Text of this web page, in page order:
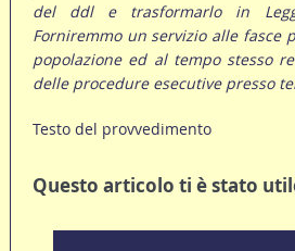
del ddl e trasformarlo in
Forniremmo un servizio alle fasce
popolazione ed al tempo stesso
delle procedure esecutive presso
Testo del provvedimento
Questo articolo ti è stato